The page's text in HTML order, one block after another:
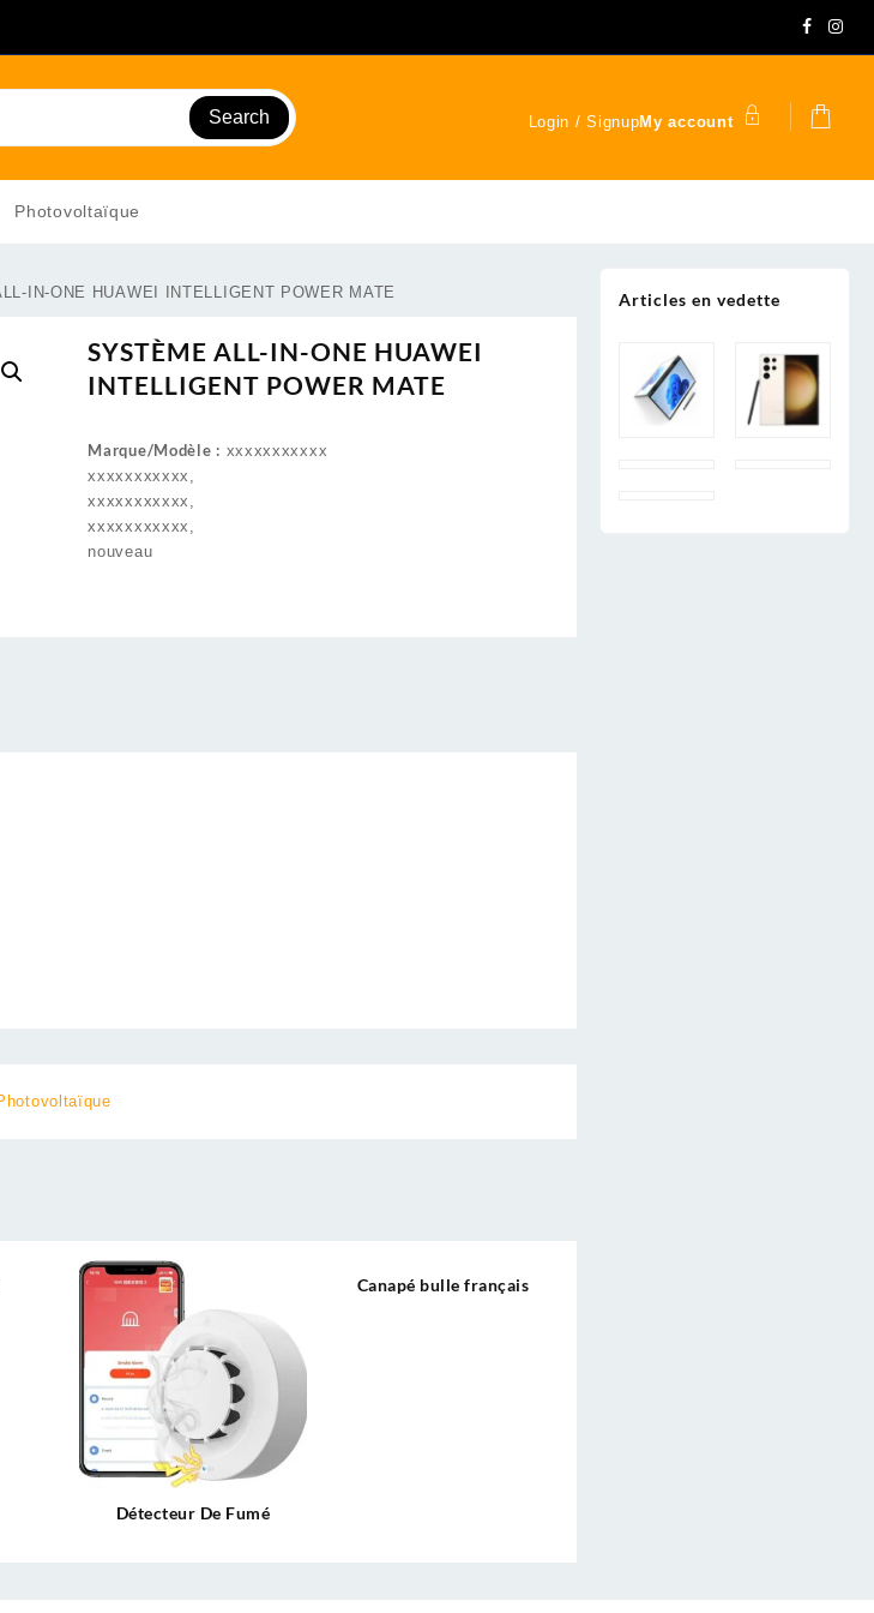
Search Login / SignupMy account
Photovoltaïque
IN-ONE HUAWEI INTELLIGENT POWER MATE
SYSTÈME ALL-IN-ONE HUAWEI
INTELLIGENT POWER MATE
Marque/Modèle : xxxxxxxxxxx
xxxxxxxxxxx,
xxxxxxxxxxx,
xxxxxxxxxxx,
nouveau
Détecteur De Fumé
Canapé bulle français
Articles en vedette